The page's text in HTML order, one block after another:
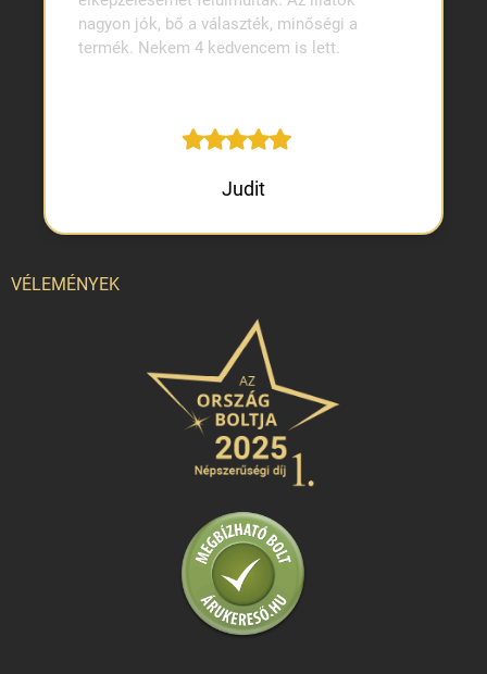
nagyon jók, bő a választék, minőségi a
termék. Nekem 4 kedvencem is lett.
Judit
VÉLEMÉNYEK